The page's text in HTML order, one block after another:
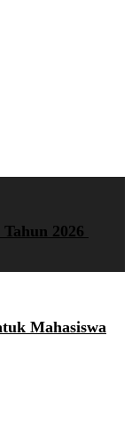
2026
Mahasiswa